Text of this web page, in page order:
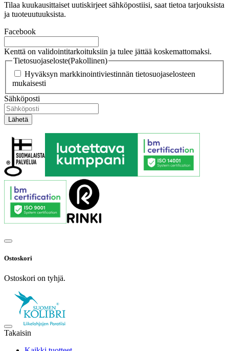
Tilaa kuukausittaiset uutiskirjeet sähköpostiisi, saat tietoa tarjouksista
ja tuoteuutuuksista.
Facebook
Kenttä on validointitarkoituksiin ja tulee jättää koskemattomaksi.
Tietosuojaseloste(Pakollinen)
Hyväksyn markkinointiviestinnän tietosuojaselosteen
mukaisesti
Sähköposti
Ostoskori
Ostoskori on tyhjä.
Takaisin